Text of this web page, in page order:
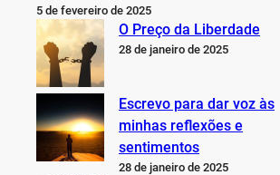
5 de fevereiro de 2025
O Preço da Liberdade
28 de janeiro de 2025
Escrevo para dar voz às
minhas reflexões e
sentimentos
28 de janeiro de 2025